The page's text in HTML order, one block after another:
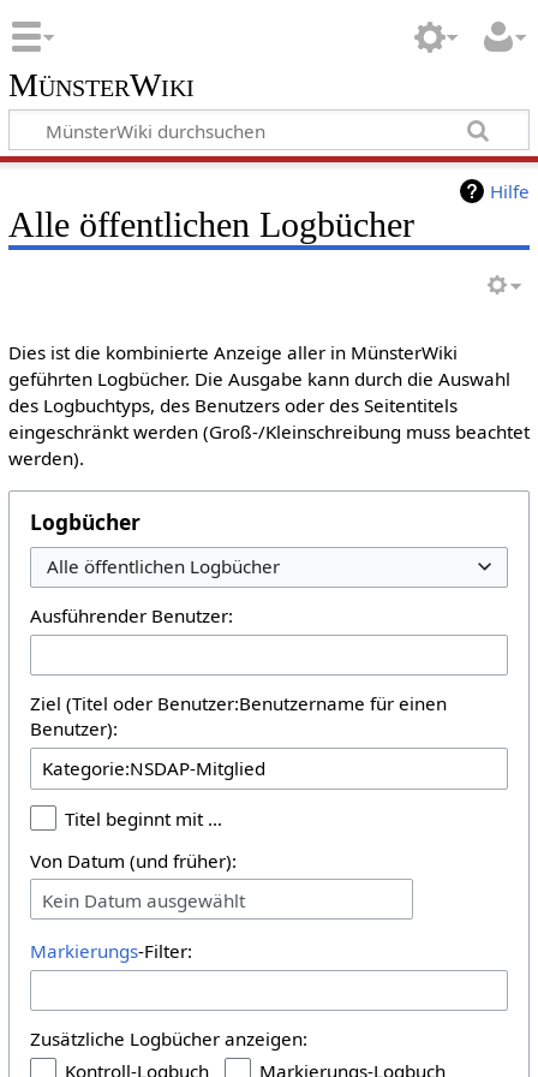
MünsterWiki
Hilfe
Alle öffentlichen Logbücher
Dies ist die kombinierte Anzeige aller in MünsterWiki
geführten Logbücher. Die Ausgabe kann durch die Auswahl
des Logbuchtyps, des Benutzers oder des Seitentitels
eingeschränkt werden (Groß-/Kleinschreibung muss beachtet
werden).
Logbücher
Alle öffentlichen Logbücher
Ausführender Benutzer:
Ziel (Titel oder Benutzer:Benutzername für einen
Benutzer):
Titel beginnt mit …
Von Datum (und früher):
Kein Datum ausgewählt
Markierungs-Filter:
Zusätzliche Logbücher anzeigen:
Kontroll-Logbuch
Markierungs-Logbuch